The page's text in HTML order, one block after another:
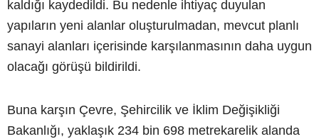
kaldığı kaydedildi. Bu nedenle ihtiyaç duyulan
yapıların yeni alanlar oluşturulmadan, mevcut planlı
sanayi alanları içerisinde karşılanmasının daha uygun
olacağı görüşü bildirildi.
Buna karşın Çevre, Şehircilik ve İklim Değişikliği
Bakanlığı, yaklaşık 234 bin 698 metrekarelik alanda